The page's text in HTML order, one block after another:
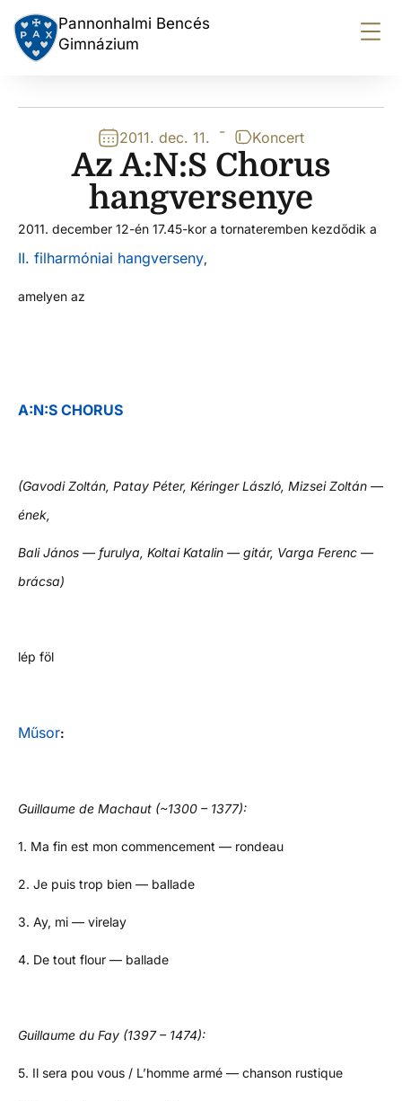
Pannonhalmi Bencés
Gimnázium
2011. dec. 11. - Koncert
Az A:N:S Chorus
hangversenye
2011. december 12-én 17.45-kor a tornateremben kezdődik a
II. filharmóniai hangverseny,
amelyen az
A:N:S CHORUS
(Gavodi Zoltán, Patay Péter, Kéringer László, Mizsei Zoltán —
ének,
Bali János — furulya, Koltai Katalin — gitár, Varga Ferenc —
brácsa)
lép föl
Műsor:
Guillaume de Machaut (~1300 – 1377):
1. Ma fin est mon commencement — rondeau
2. Je puis trop bien — ballade
3. Ay, mi — virelay
4. De tout flour — ballade
Guillaume du Fay (1397 – 1474):
5. Il sera pou vous / L’homme armé — chanson rustique